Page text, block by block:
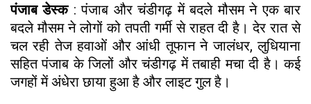
पंजाब डेस्क : पंजाब और चंडीगढ़ में बदले मौसम ने एक बार
बदले मौसम ने लोगों को तपती गर्मी से राहत दी है। देर रात से
चल रही तेज हवाओं और आंधी तूफान ने जालंधर, लुधियाना
सहित पंजाब के जिलों और चंडीगढ़ में तबाही मचा दी है। कई
जगहों में अंधेरा छाया हुआ है और लाइट गुल है।